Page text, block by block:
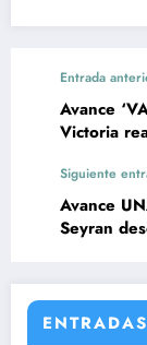
Entrada
Avance
Victoria
Siguiente
Avance
Seyran